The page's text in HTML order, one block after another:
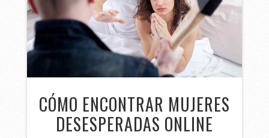
CÓMO ENCONTRAR MUJERES
DESESPERADAS ONLINE